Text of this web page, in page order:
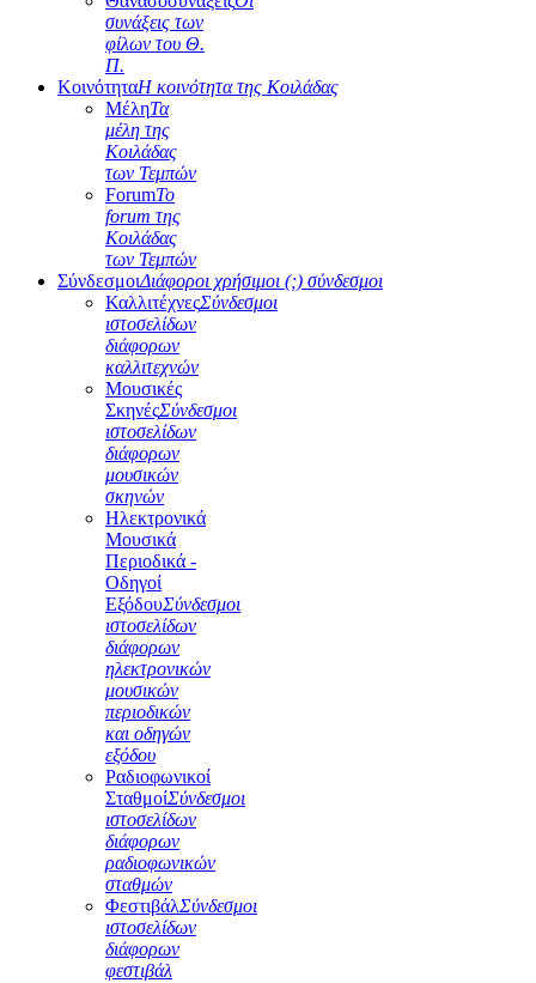
συνάξεις των
φίλων του Θ.
Π.
ΚοινότηταΗ κοινότητα της Κοιλάδας
ΜέληΤα
μέλη της
Κοιλάδας
των Τεμπών
ForumΤο
forum της
Κοιλάδας
των Τεμπών
ΣύνδεσμοιΔιάφοροι χρήσιμοι (;) σύνδεσμοι
ΚαλλιτέχνεςΣύνδεσμοι
ιστοσελίδων
διάφορων
καλλιτεχνών
Μουσικές
ΣκηνέςΣύνδεσμοι
ιστοσελίδων
διάφορων
μουσικών
σκηνών
Ηλεκτρονικά
Μουσικά
Περιοδικά -
Οδηγοί
ΕξόδουΣύνδεσμοι
ιστοσελίδων
διάφορων
ηλεκτρονικών
μουσικών
περιοδικών
και οδηγών
εξόδου
Ραδιοφωνικοί
ΣταθμοίΣύνδεσμοι
ιστοσελίδων
διάφορων
ραδιοφωνικών
σταθμών
ΦεστιβάλΣύνδεσμοι
ιστοσελίδων
διάφορων
φεστιβάλ